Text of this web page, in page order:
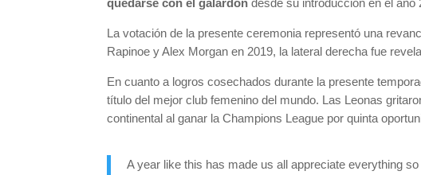
quedarse con el galardón desde su introducción en el año
La votación de la presente ceremonia representó una
Rapinoe y Alex Morgan en 2019, la lateral derecha fue
En cuanto a logros cosechados durante la presente
título del mejor club femenino del mundo. Las Leonas
continental al ganar la Champions League por quinta
A year like this has made us all appreciate everything